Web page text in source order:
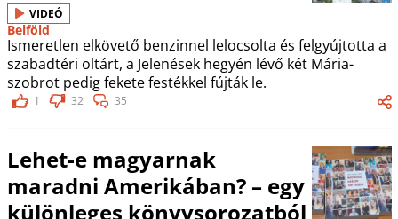
VIDEÓ
Belföld
Ismeretlen elkövető benzinnel lelocsolta és felgyújtotta a
szabadtéri oltárt, a Jelenések hegyén lévő két Mária-
szobrot pedig fekete festékkel fújták le.
1 32 35
Lehet-e magyarnak
maradni Amerikában? – egy
különleges könyvsorozatból